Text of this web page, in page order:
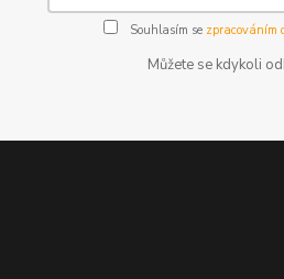
Souhlasím se zpracováním
Můžete se kdykoli